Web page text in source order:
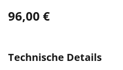
96,00 €
Technische Details